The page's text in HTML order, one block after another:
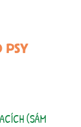
PSY
(SÁM